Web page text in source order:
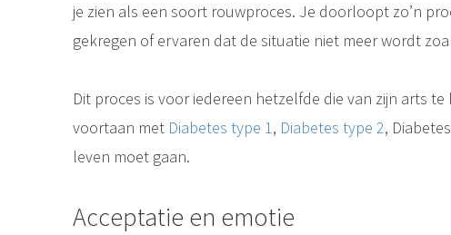
je zien als een soort rouwproces. Je doorloopt zo’n
gekregen of ervaren dat de situatie niet meer wordt
Dit proces is voor iedereen hetzelfde die van zijn arts
voortaan met Diabetes type 1, Diabetes type 2, Diabetes
leven moet gaan.
Acceptatie en emotie